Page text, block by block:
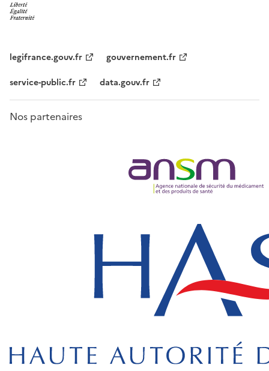
legifrance.gouv.fr
gouvernement.fr
service-public.fr
data.gouv.fr
Nos partenaires